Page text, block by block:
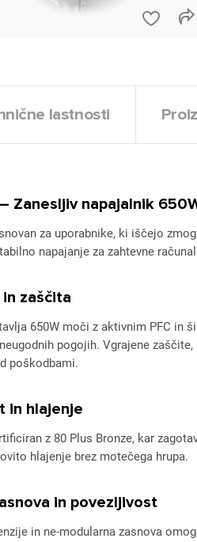
lastnosti
Zanesljiv napajalnik
za uporabnike, ki iščejo
napajanje za zahtevne
zaščita
650W moči z aktivnim PFC in
pogojih. Vgrajene zaščite,
poškodbami.
in hlajenje
z 80 Plus Bronze, kar
hlajenje brez motečega hrupa.
in povezljivost
in ne-modularna zasnova